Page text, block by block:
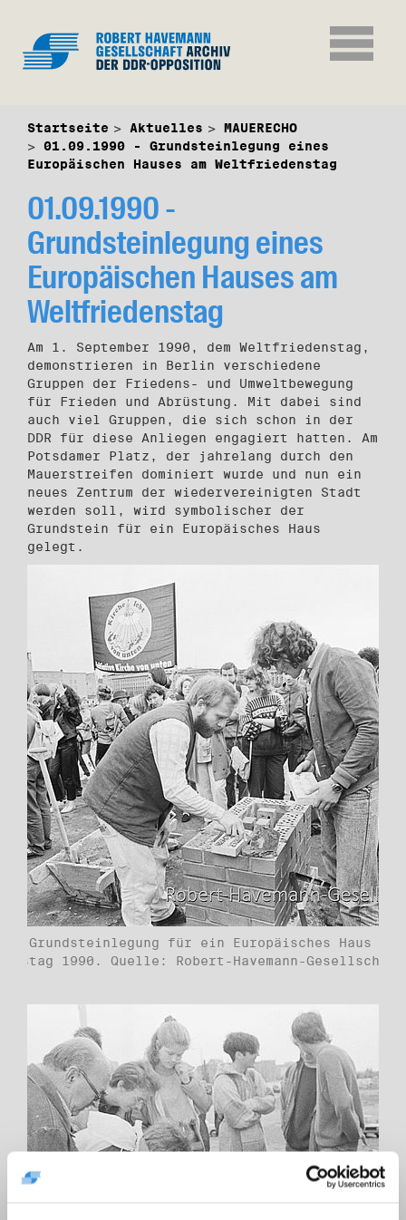
Startseite Aktuelles
MAUERECHO
01.09.1990 - Grundsteinlegung eines
Europäischen Hauses am Weltfriedenstag
01.09.1990 -
Grundsteinlegung eines
Europäischen Hauses am
Weltfriedenstag
Am 1. September 1990, dem Weltfriedenstag,
demonstrieren in Berlin verschiedene
Gruppen der Friedens- und Umweltbewegung
für Frieden und Abrüstung. Mit dabei sind
auch viel Gruppen, die sich schon in der
DDR für diese Anliegen engagiert hatten. Am
Potsdamer Platz, der jahrelang durch den
Mauerstreifen dominiert wurde und nun ein
neues Zentrum der wiedervereinigten Stadt
werden soll, wird symbolischer der
Grundstein für ein Europäisches Haus
gelegt.
Grundsteinlegung für ein Europäisches Haus am
1990. Quelle: Robert-Havemann-